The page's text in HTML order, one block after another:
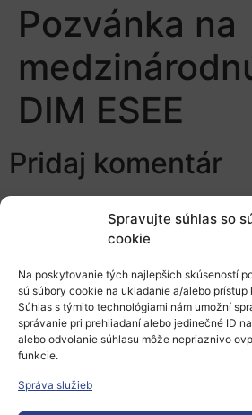
Spravujte súhlas so
cookie
Na poskytovanie tých najlepších skúseností
sú súbory cookie na ukladanie a/alebo
Súhlas s týmito technológiami nám umožní
správanie pri prehliadaní alebo jedinečné ID
alebo odvolanie súhlasu môže nepriaznivo
funkcie.
Správa služieb
Pozvánka na
DIM ESEE
Pridaj komentár